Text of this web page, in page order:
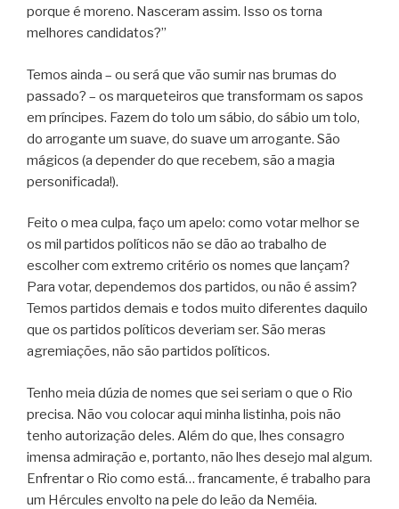
porque é moreno. Nasceram assim. Isso os torna
melhores candidatos?”
Temos ainda – ou será que vão sumir nas brumas do
passado? – os marqueteiros que transformam os sapos
em príncipes. Fazem do tolo um sábio, do sábio um tolo,
do arrogante um suave, do suave um arrogante. São
mágicos (a depender do que recebem, são a magia
personificada!).
Feito o mea culpa, faço um apelo: como votar melhor se
os mil partidos políticos não se dão ao trabalho de
escolher com extremo critério os nomes que lançam?
Para votar, dependemos dos partidos, ou não é assim?
Temos partidos demais e todos muito diferentes daquilo
que os partidos políticos deveriam ser. São meras
agremiações, não são partidos políticos.
Tenho meia dúzia de nomes que sei seriam o que o Rio
precisa. Não vou colocar aqui minha listinha, pois não
tenho autorização deles. Além do que, lhes consagro
imensa admiração e, portanto, não lhes desejo mal algum.
Enfrentar o Rio como está… francamente, é trabalho para
um Hércules envolto na pele do leão da Neméia.